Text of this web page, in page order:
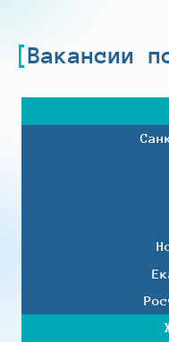
Вакансии